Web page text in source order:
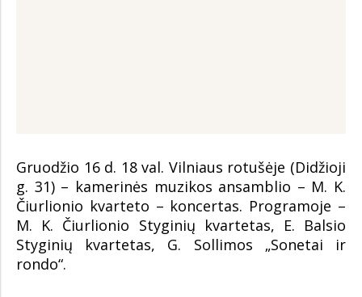
Gruodžio 16 d. 18 val. Vilniaus rotušėje (Didžioji
g. 31) – kamerinės muzikos ansamblio – M. K.
Čiurlionio kvarteto – koncertas. Programoje –
M. K. Čiurlionio Styginių kvartetas, E. Balsio
Styginių kvartetas, G. Sollimos „Sonetai ir
rondo“.